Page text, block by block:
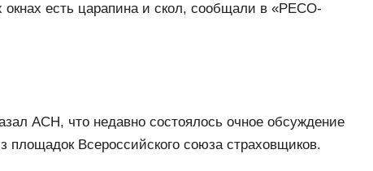
окнах есть царапина и скол, сообщали в «РЕСО-
АСН, что недавно состоялось очное обсуждение
Всероссийского союза страховщиков.